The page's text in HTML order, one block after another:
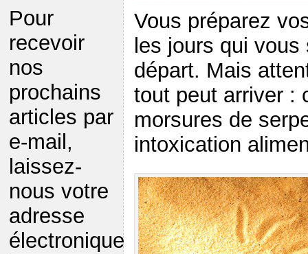
Pour
recevoir
nos
prochains
articles par
e-mail,
laissez-
nous votre
adresse
électronique
Vous préparez
les jours qui
départ. Mais
tout peut arriver :
morsures de
intoxication